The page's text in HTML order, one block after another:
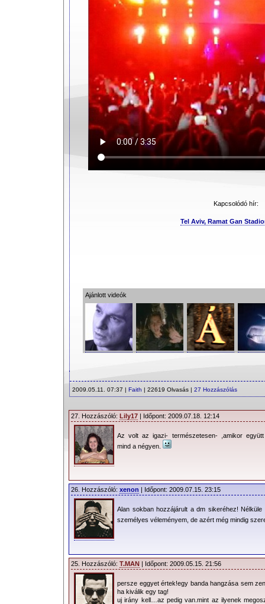
Kapcsolódó hír:
Tel Aviv, Ramat Gan
Ajánlott videók
2009.05.11. 07:37 | Faith | 22619 Olvasás | 27 Hozzászólás
27. Hozzászóló: Lily17 | Időpont: 2009.07.18. 12:14
Az volt az igazi- természetesen- ,amikor
mind a négyen.
26. Hozzászóló: xenon | Időpont: 2009.07.15. 23:15
Alan sokban hozzájárult a dm sikeréhez!
személyes véleményem, de azért még mindig
25. Hozzászóló: T.MAN | Időpont: 2009.05.15. 21:56
persze eggyet értek!egy banda hangzása sem
ha kiválik egy tag!
uj irány kell…az pedig van.mint az ilyenek